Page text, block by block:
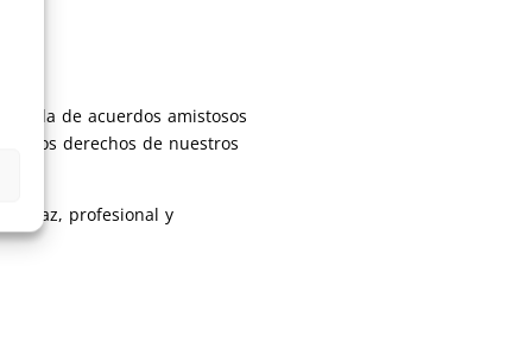
de acuerdos amistosos
los derechos de nuestros
eficaz, profesional y